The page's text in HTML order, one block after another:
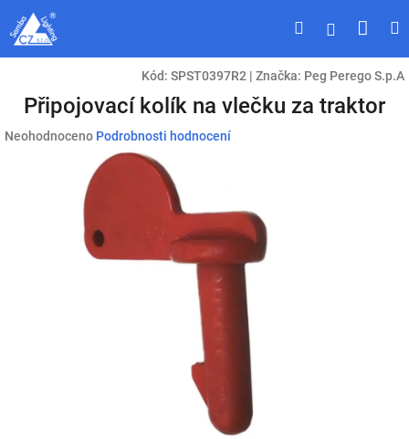
obsah
HledatPřihlášení
Kód: SPST0397R2 | Značka: Peg Perego S.p.A
Připojovací kolík na vlečku za traktor
Průměrné
Neohodnoceno Podrobnosti hodnocení